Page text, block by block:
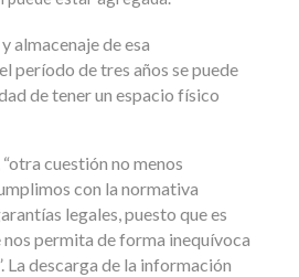
almacenaje de esa
período de tres años se puede
de tener un espacio físico
cuestión no menos
con la normativa
legales, puesto que es
nos permita de forma inequívoca
La descarga de la información